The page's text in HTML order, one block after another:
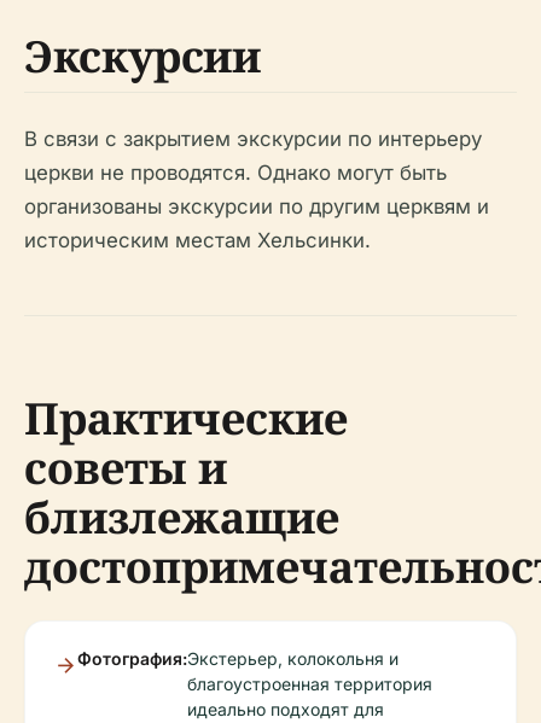
Экскурсии
В связи с закрытием экскурсии по интерьеру
церкви не проводятся. Однако могут быть
организованы экскурсии по другим церквям и
историческим местам Хельсинки.
Практические
советы и
близлежащие
Фотография:Экстерьер, колокольня и
благоустроенная территория
идеально подходят для